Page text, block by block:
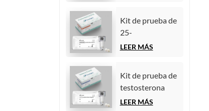
homogénea)
homogénea)
Kit de prueba de
25-
hidroxivitamina
de
quimioluminiscencia
homogénea))
LEER MÁS
Kit de prueba de
testosterona
(inmunoensayo
LEER MÁS